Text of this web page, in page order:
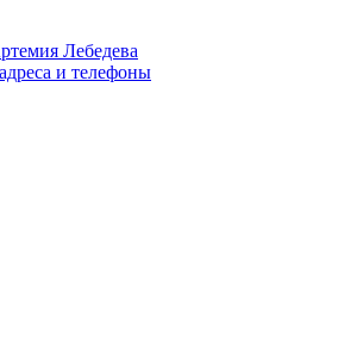
Лебедева
адреса и телефоны